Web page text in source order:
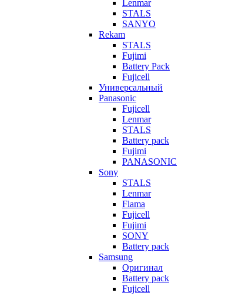
Lenmar
STALS
SANYO
Rekam
STALS
Fujimi
Battery Pack
Fujicell
Универсальный
Panasonic
Fujicell
Lenmar
STALS
Battery pack
Fujimi
PANASONIC
Sony
STALS
Lenmar
Flama
Fujicell
Fujimi
SONY
Battery pack
Samsung
Оригинал
Battery pack
Fujicell